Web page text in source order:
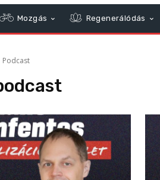
Mozgás Regenerálódás
Podcast